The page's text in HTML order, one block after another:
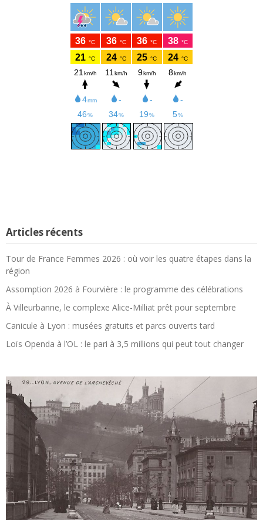
Articles récents
Tour de France Femmes 2026 : où voir les quatre étapes dans la
région
Assomption 2026 à Fourvière : le programme des célébrations
À Villeurbanne, le complexe Alice-Milliat prêt pour septembre
Canicule à Lyon : musées gratuits et parcs ouverts tard
Loïs Openda à l’OL : le pari à 3,5 millions qui peut tout changer